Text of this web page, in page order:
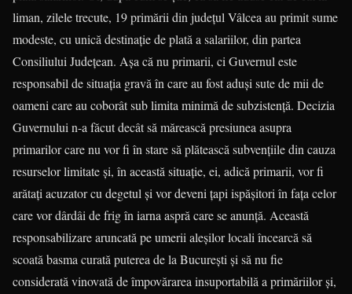
liman, zilele trecute, 19 primării din judeţul Vâlcea au primit sume
modeste, cu unică destinaţie de plată a salariilor, din partea
Consiliului Judeţean. Aşa că nu primarii, ci Guvernul este
responsabil de situaţia gravă în care au fost aduşi sute de mii de
oameni care au coborât sub limita minimă de subzistenţă. Decizia
Guvernului n-a făcut decât să mărească presiunea asupra
primarilor care nu vor fi în stare să plătească subvenţiile din cauza
resurselor limitate şi, în această situaţie, ei, adică primarii, vor fi
arătaţi acuzator cu degetul şi vor deveni ţapi ispăşitori în faţa celor
care vor dârdâi de frig în iarna aspră care se anunţă. Această
responsabilizare aruncată pe umerii aleşilor locali încearcă să
scoată basma curată puterea de la Bucureşti şi să nu fie
considerată vinovată de împovă­ra­rea insuportabilă a primăriilor şi,